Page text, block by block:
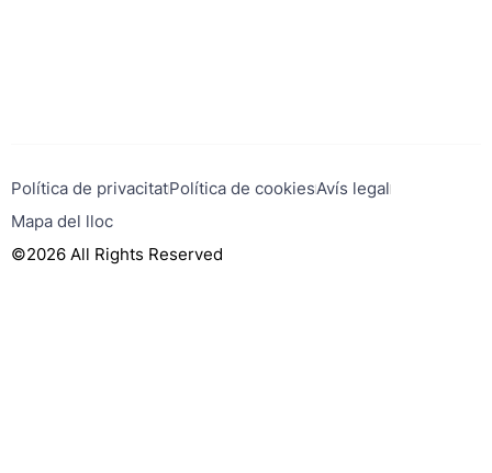
Política de privacitatPolítica de cookiesAvís legal
Mapa del lloc
©2026 All Rights Reserved